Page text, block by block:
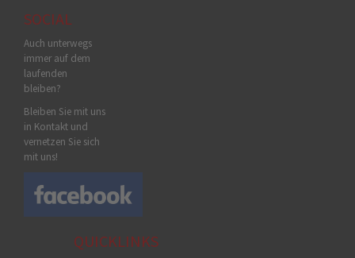
SOCIAL
Auch unterwegs
immer auf dem
laufenden
bleiben?
Bleiben Sie mit uns
in Kontakt und
vernetzen Sie sich
mit uns!
QUICKLINKS